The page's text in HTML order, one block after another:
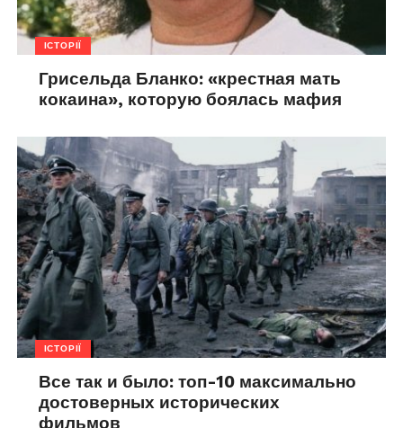
ІСТОРІЇ
Грисельда Бланко: «крестная мать
кокаина», которую боялась мафия
ІСТОРІЇ
Все так и было: топ-10 максимально
достоверных исторических
фильмов